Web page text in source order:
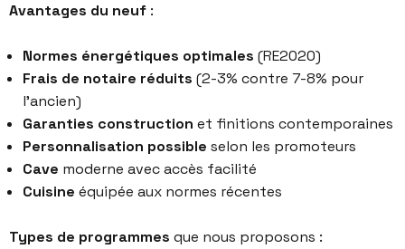
Avantages du neuf :
Normes énergétiques optimales (RE2020)
Frais de notaire réduits (2-3% contre 7-8% pour
l’ancien)
Garanties construction et finitions contemporaines
Personnalisation possible selon les promoteurs
Cave moderne avec accès facilité
Cuisine équipée aux normes récentes
Types de programmes que nous proposons :